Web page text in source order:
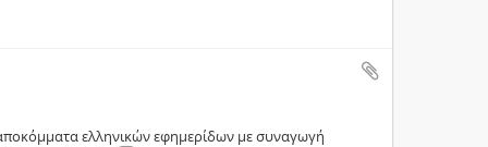
ελληνικών εφημερίδων με συναγωγή